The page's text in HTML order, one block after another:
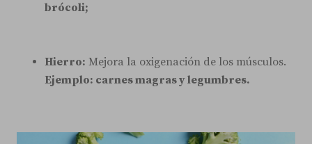
brócoli;
Hierro: Mejora la oxigenación de los músculos.
Ejemplo: carnes magras y legumbres.